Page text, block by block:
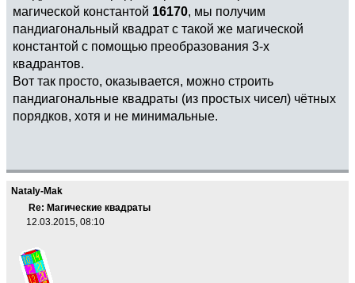
магической константой 16170, мы получим
пандиагональный квадрат с такой же магической
константой с помощью преобразования 3-х
квадрантов.
Вот так просто, оказывается, можно строить
пандиагональные квадраты (из простых чисел) чётных
порядков, хотя и не минимальные.
Nataly-Mak
Re: Магические квадраты
12.03.2015, 08:10